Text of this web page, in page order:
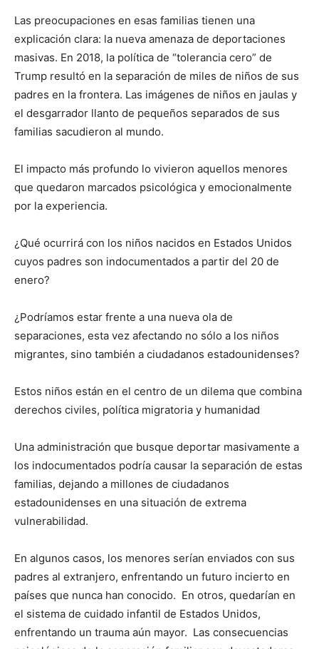
Las preocupaciones en esas familias tienen una
explicación clara: la nueva amenaza de deportaciones
masivas. En 2018, la política de “tolerancia cero” de
Trump resultó en la separación de miles de niños de sus
padres en la frontera. Las imágenes de niños en jaulas y
el desgarrador llanto de pequeños separados de sus
familias sacudieron al mundo.
El impacto más profundo lo vivieron aquellos menores
que quedaron marcados psicológica y emocionalmente
por la experiencia.
¿Qué ocurrirá con los niños nacidos en Estados Unidos
cuyos padres son indocumentados a partir del 20 de
enero?
¿Podríamos estar frente a una nueva ola de
separaciones, esta vez afectando no sólo a los niños
migrantes, sino también a ciudadanos estadounidenses?
Estos niños están en el centro de un dilema que combina
derechos civiles, política migratoria y humanidad
Una administración que busque deportar masivamente a
los indocumentados podría causar la separación de estas
familias, dejando a millones de ciudadanos
estadounidenses en una situación de extrema
vulnerabilidad.
En algunos casos, los menores serían enviados con sus
padres al extranjero, enfrentando un futuro incierto en
países que nunca han conocido. En otros, quedarían en
el sistema de cuidado infantil de Estados Unidos,
enfrentando un trauma aún mayor. Las consecuencias